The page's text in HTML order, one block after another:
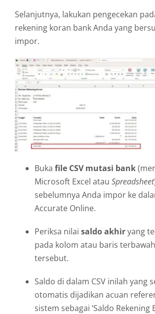
Selanjutnya, lakukan pengecekan
rekening koran bank Anda yang
impor.
Buka file CSV mutasi bank
Microsoft Excel atau Spreadsheet
sebelumnya Anda impor ke
Accurate Online.
Periksa nilai saldo akhiryang
pada kolom atau baris
tersebut.
Saldo di dalam CSV inilah yang
otomatis dijadikan acuan
sistem sebagai ‘Saldo Rekening